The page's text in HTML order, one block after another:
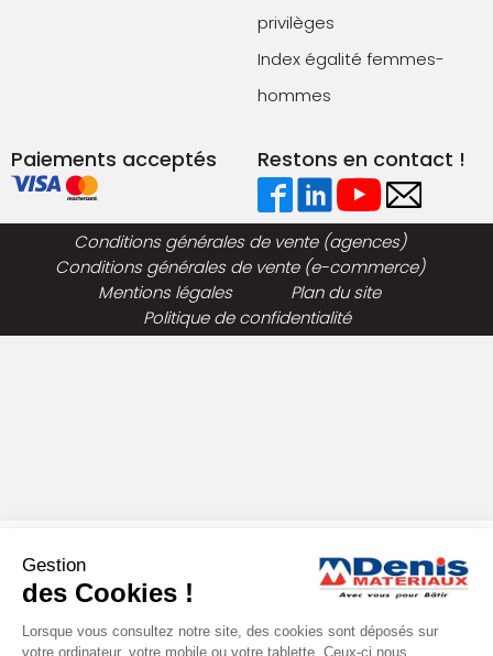
privilèges
Index égalité femmes-
hommes
Paiements acceptés Restons en contact !
Conditions générales de vente (agences)
Conditions générales de vente (e-commerce)
Mentions légales
Plan du site
Politique de confidentialité
Gestion
des Cookies !
Lorsque vous consultez notre site, des cookies sont déposés sur
votre ordinateur, votre mobile ou votre tablette. Ceux-ci nous